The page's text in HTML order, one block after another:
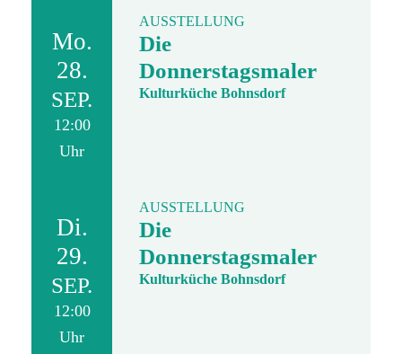
Mo.
28.
SEP.
12:00
Uhr
AUSSTELLUNG
Die
Donnerstagsmaler
Kulturküche Bohnsdorf
Di.
29.
SEP.
12:00
Uhr
AUSSTELLUNG
Die
Donnerstagsmaler
Kulturküche Bohnsdorf